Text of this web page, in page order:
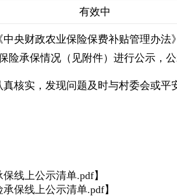
有效中
央财政农业保险保费补贴管理办
险承保情况（见附件）进行公示，公
核实，发现问题及时与村委会或平
线上公示清单.pdf】
保线上公示清单.pdf】